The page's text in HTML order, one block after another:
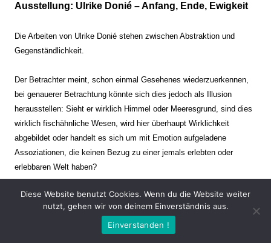
Ausstellung: Ulrike Donié – Anfang, Ende, Ewigkeit
Die Arbeiten von Ulrike Donié stehen zwischen Abstraktion und
Gegenständlichkeit.
Der Betrachter meint, schon einmal Gesehenes wiederzuerkennen,
bei genauerer Betrachtung könnte sich dies jedoch als Illusion
herausstellen: Sieht er wirklich Himmel oder Meeresgrund, sind dies
wirklich fischähnliche Wesen, wird hier überhaupt Wirklichkeit
abgebildet oder handelt es sich um mit Emotion aufgeladene
Assoziationen, die keinen Bezug zu einer jemals erlebten oder
erlebbaren Welt haben?
Verharren und Dynamik stehen sich dabei gegenüber. Zeit steht still
oder verrinnt im Nu. Es soll dabei eine Spannung, auch farblich, bis
zur Schmerzgrenze erzeugt werden. Die Arbeiten stellen ambivalente
Diese Website benutzt Cookies. Wenn du die Website weiter
nutzt, gehen wir von deinem Einverständnis aus.
Einverstanden !